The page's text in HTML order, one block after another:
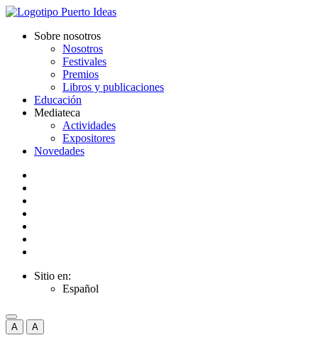
Sobre nosotros
Nosotros
Festivales
Premios
Libros y publicaciones
Educación
Mediateca
Actividades
Expositores
Novedades
Sitio en:
Español
A A